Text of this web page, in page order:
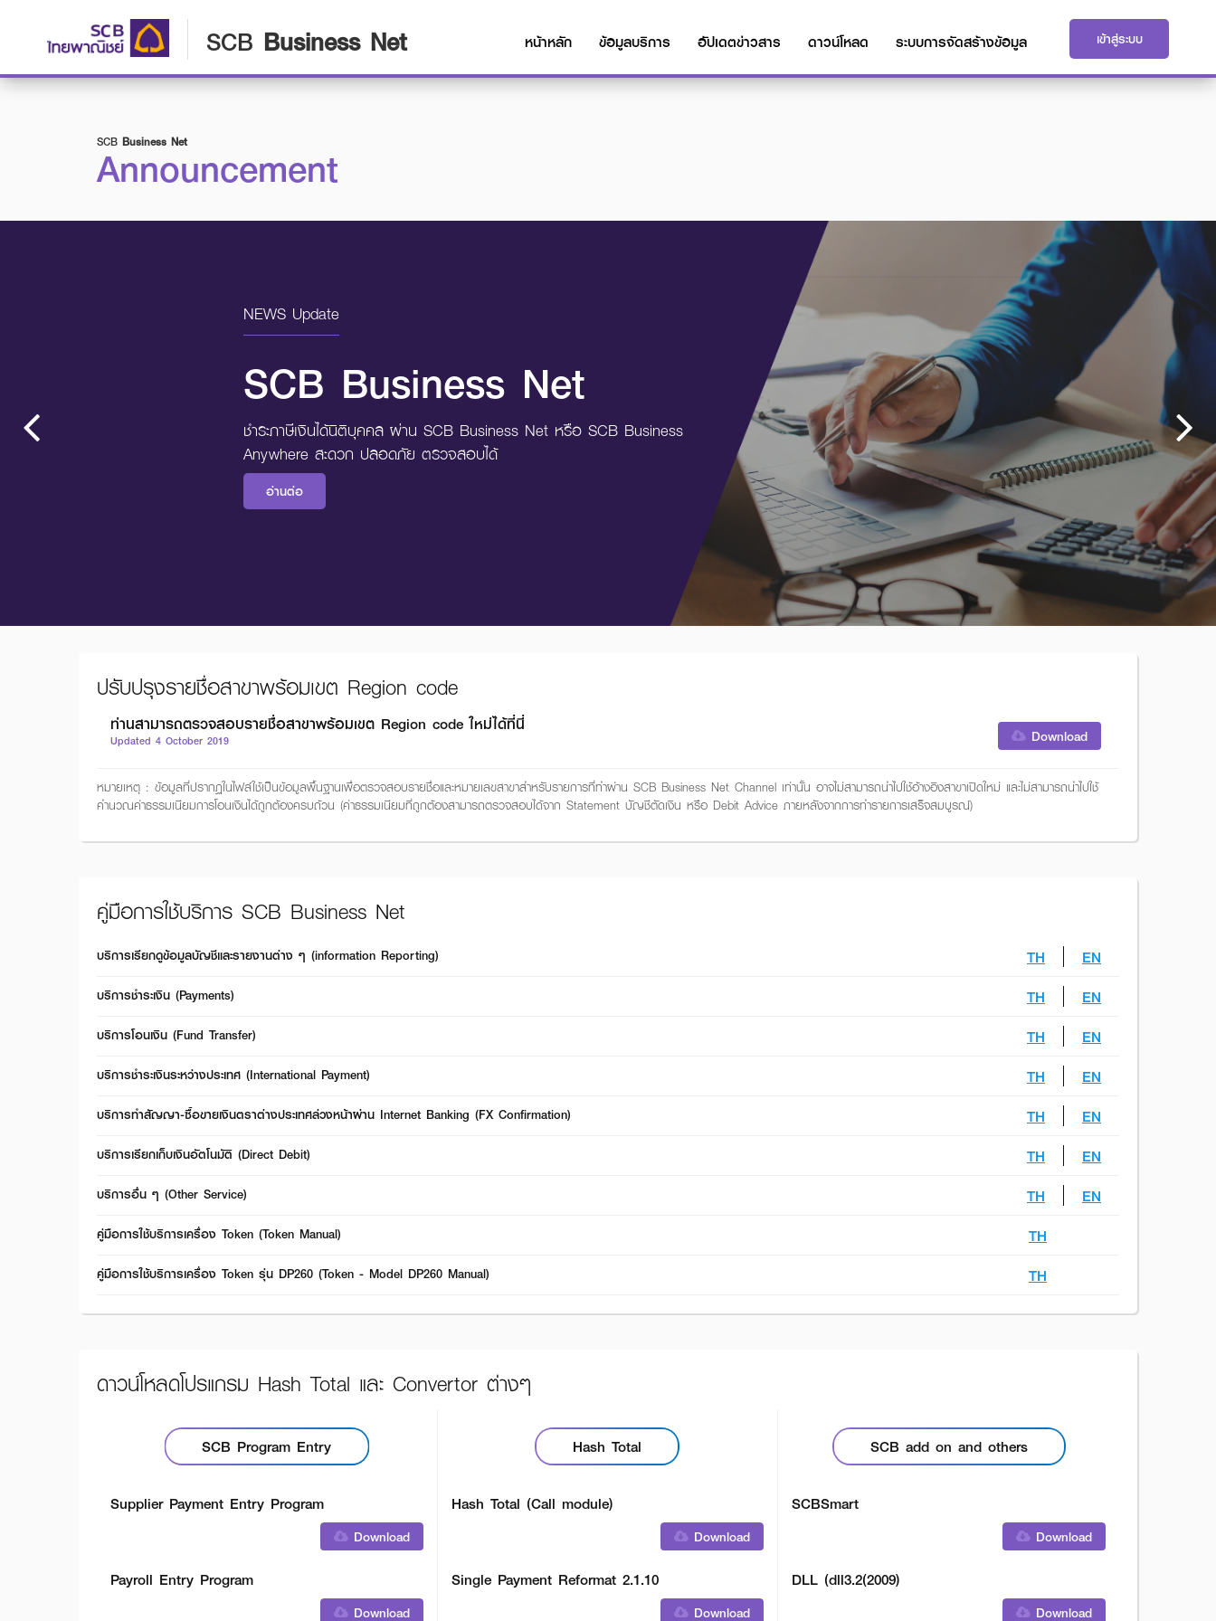
SCB Business Net หน้าหลัก ข้อมูลบริการ อัปเดตข่าวสาร ดาวน์โหลด ระบบการจัดสร้างข้อมูล เข้าสู่ระบบ
SCB Business Net
Announcement
NEWS Update
SCB Business Net
ชำระภาษีเงินได้นิติบุคคล ผ่าน SCB Business Net หรือ SCB Business
Anywhere สะดวก ปลอดภัย ตรวจสอบได้
อ่านต่อ
ปรับปรุงรายชื่อสาขาพร้อมเขต Region code
ท่านสามารถตรวจสอบรายชื่อสาขาพร้อมเขต Region code ใหม่ได้ที่นี่
Updated 4 October 2019 Download
หมายเหตุ : ข้อมูลที่ปรากฏในไฟล์ใช้เป็นข้อมูลพื้นฐานเพื่อตรวจสอบรายชื่อและหมายเลขสาขาสำหรับรายการที่ทำผ่าน SCB Business Net Channel เท่านั้น อาจไม่สามารถนำไปใช้อ้างอิงสาขาเปิดใหม่ และไม่สามารถนำไปใช้
คำนวณค่าธรรมเนียมการโอนเงินได้ถูกต้องครบถ้วน (ค่าธรรมเนียมที่ถูกต้องสามารถตรวจสอบได้จาก Statement บัญชีตัดเงิน หรือ Debit Advice ภายหลังจากการทำรายการเสร็จสมบูรณ์)
คู่มือการใช้บริการ SCB Business Net
บริการเรียกดูข้อมูลบัญชีและรายงานต่าง ๆ (information Reporting) TH EN
บริการชำระเงิน (Payments) TH EN
บริการโอนเงิน (Fund Transfer) TH EN
บริการชำระเงินระหว่างประเทศ (International Payment) TH EN
บริการทำสัญญา-ซื้อขายเงินตราต่างประเทศล่วงหน้าผ่าน Internet Banking (FX Confirmation) TH EN
บริการเรียกเก็บเงินอัตโนมัติ (Direct Debit) TH EN
บริการอื่น ๆ (Other Service) TH EN
คู่มือการใช้บริการเครื่อง Token (Token Manual) TH
คู่มือการใช้บริการเครื่อง Token รุ่น DP260 (Token - Model DP260 Manual) TH
ดาวน์โหลดโปรแกรม Hash Total และ Convertor ต่างๆ
SCB Program Entry
Supplier Payment Entry Program
Download
Payroll Entry Program
Download
Hash Total
Hash Total (Call module)
Download
Single Payment Reformat 2.1.10
Download
SCB add on and others
SCBSmart
Download
DLL (dll3.2(2009)
Download